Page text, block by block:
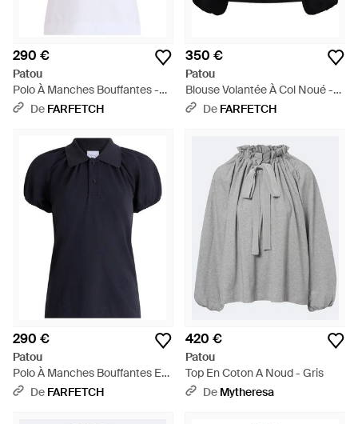
290 €
Patou
Polo À Manches Bouffantes -
Blanc
De FARFETCH
350 €
Patou
Blouse Volantée À Col Noué -
NoirDe FARFETCH
290 €
Patou
Polo À Manches Bouffantes En
Coton Biologique - Noir
De FARFETCH
420 €
Patou
Top En Coton A Noud - Gris
De Mytheresa